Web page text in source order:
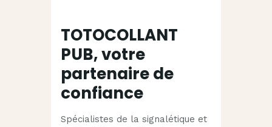
TOTOCOLLANT
PUB, votre
partenaire de
confiance
Spécialistes de la signalétique et